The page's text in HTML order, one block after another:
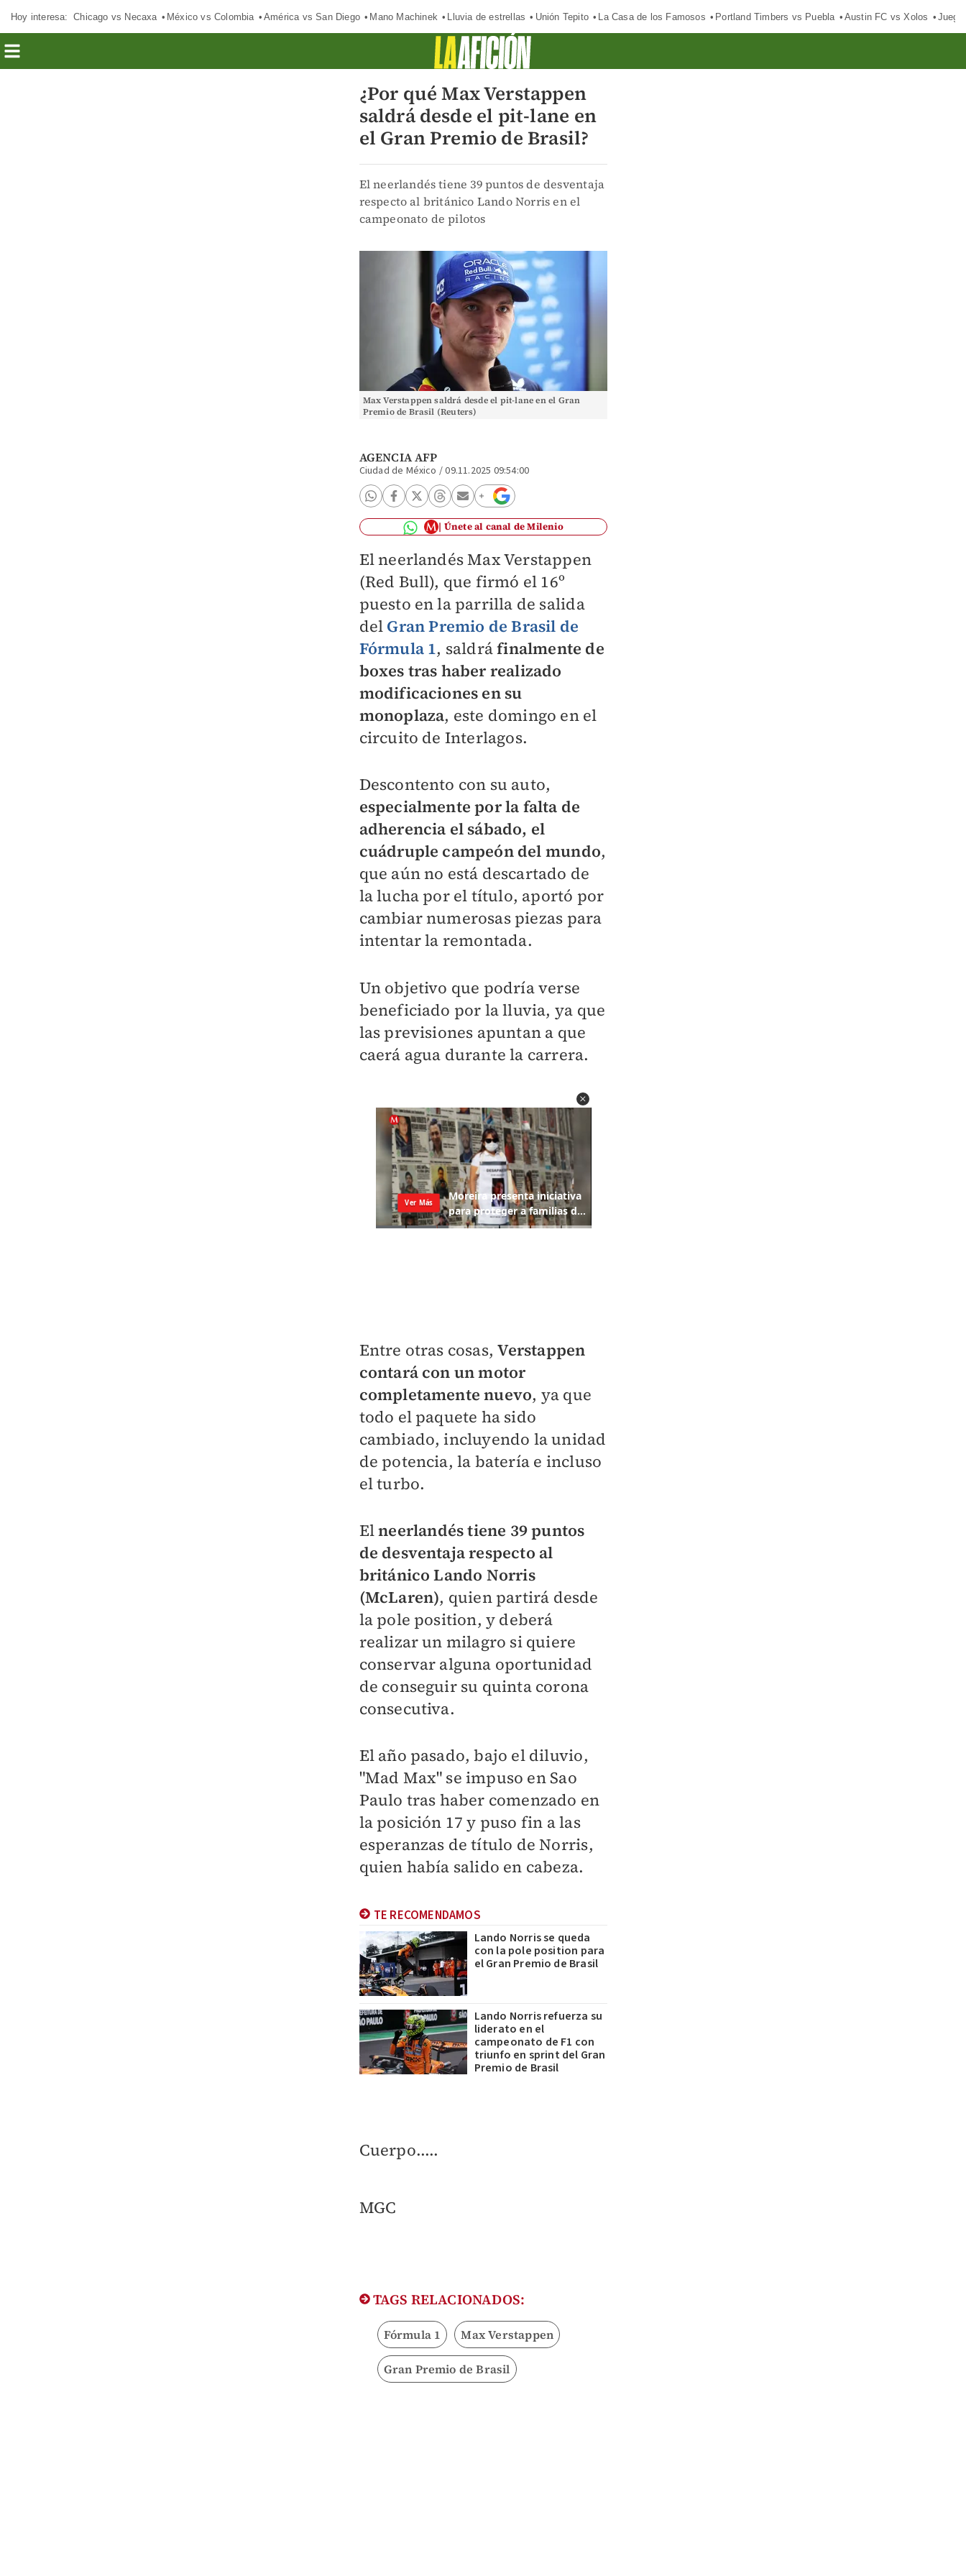
Hoy interesa: Chicago vs Necaxa México vs Colombia América vs San Diego Mano Machinek Lluvia de estrellas Unión Tepito La Casa de los Famosos Portland Timbers vs Puebla Austin FC vs Xolos
¿Por qué Max Verstappen
saldrá desde el pit-lane en
el Gran Premio de Brasil?
El neerlandés tiene 39 puntos de desventaja
respecto al británico Lando Norris en el
campeonato de pilotos
Max Verstappen saldrá desde el pit-lane en el Gran
Premio de Brasil (Reuters)
AGENCIA AFP
Ciudad de México /09.11.2025 09:54:00
Únete al canal de Milenio
El neerlandés Max Verstappen
(Red Bull), que firmó el 16º
puesto en la parrilla de salida
del Gran Premio de Brasil de
Fórmula 1, saldráfinalmente de
boxes tras haber realizado
modificaciones en su
monoplaza, este domingo en el
circuito de Interlagos.
Descontento con su auto,
especialmente por la falta de
adherencia el sábado, el
cuádruple campeón del mundo,
que aún no está descartado de
la lucha por el título, aportó por
cambiar numerosas piezas para
intentar la remontada.
Un objetivo que podría verse
beneficiado por la lluvia, ya que
las previsiones apuntan a que
caerá agua durante la carrera.
Entre otras cosas,Verstappen
contará con un motor
completamente nuevo, ya que
todo el paquete ha sido
cambiado, incluyendo la unidad
de potencia, la batería e incluso
el turbo.
Elneerlandés tiene 39 puntos
de desventaja respecto al
británico Lando Norris
(McLaren), quien partirá desde
la pole position, y deberá
realizar un milagro si quiere
conservar alguna oportunidad
de conseguir su quinta corona
consecutiva.
El año pasado, bajo el diluvio,
"Mad Max" se impuso en Sao
Paulo tras haber comenzado en
la posición 17 y puso fin a las
esperanzas de título de Norris,
quien había salido en cabeza.
TE RECOMENDAMOS
Lando Norris se queda
con la pole position para
el Gran Premio de Brasil
Lando Norris refuerza su
liderato en el
campeonato de F1 con
triunfo en sprint del Gran
Premio de Brasil
Cuerpo.....
MGC
TAGS RELACIONADOS:
Fórmula 1 Max Verstappen
Gran Premio de Brasil